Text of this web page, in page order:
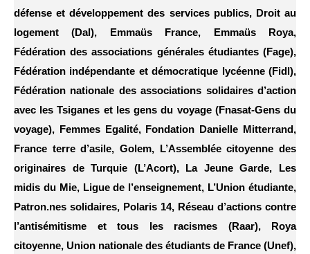
défense et développement des services publics, Droit au
logement (Dal), Emmaüs France, Emmaüs Roya,
Fédération des associations générales étudiantes (Fage),
Fédération indépendante et démocratique lycéenne (Fidl),
Fédération nationale des associations solidaires d’action
avec les Tsiganes et les gens du voyage (Fnasat-Gens du
voyage), Femmes Egalité, Fondation Danielle Mitterrand,
France terre d’asile, Golem, L’Assemblée citoyenne des
originaires de Turquie (L’Acort), La Jeune Garde, Les
midis du Mie, Ligue de l’enseignement, L’Union étudiante,
Patron.nes solidaires, Polaris 14, Réseau d’actions contre
l’antisémitisme et tous les racismes (Raar), Roya
citoyenne, Union nationale des étudiants de France (Unef),